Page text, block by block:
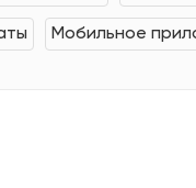
Мобильное